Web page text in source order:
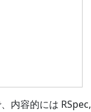
内容的には RSpec,